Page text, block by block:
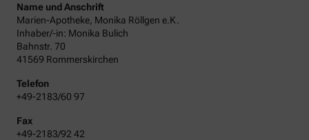
Name und Anschrift
Marien-Apotheke, Monika Röllgen e.K.
Inhaber/-in: Monika Bulich
Bahnstr. 70
41569 Rommerskirchen
Telefon
+49-2183/60 97
Fax
+49-2183/92 42